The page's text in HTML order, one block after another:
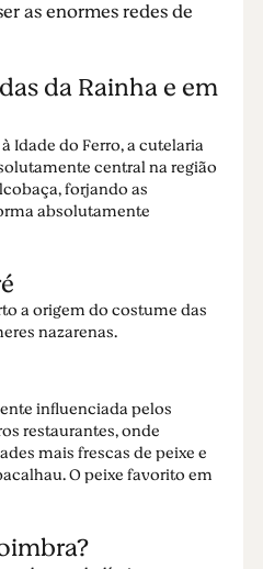
as enormes redes de
da Rainha e em
Idade do Ferro, a cutelaria
central na região
forjando as
absolutamente
a origem do costume das
nazarenas.
influenciada pelos
restaurantes, onde
mais frescas de peixe e
O peixe favorito em